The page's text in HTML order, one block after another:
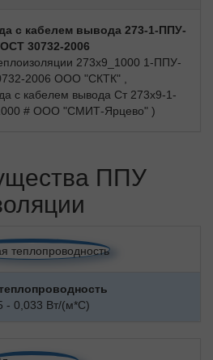
с кабелем вывода 273-1-ППУ-
30732-2006
273х9_1000 1-ППУ-
2006 ООО "СКТК" ,
с кабелем вывода Ст 273х9-1-
# ООО "СМИТ-Ярцево" )
ППУ
- 0,033 Вт/(м*С)